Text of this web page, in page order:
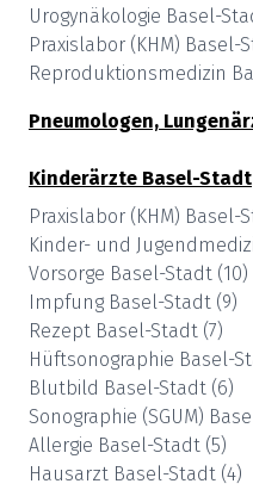
Urogynäkologie Basel-
Praxislabor (KHM) Basel-
Reproduktionsmedizin
Pneumologen,
Kinderärzte Basel-Stadt
Praxislabor (KHM) Basel-
Kinder- und
Vorsorge Basel-Stadt (10)
Impfung Basel-Stadt (9)
Rezept Basel-Stadt (7)
Hüftsonographie Basel-
Blutbild Basel-Stadt (6)
Sonographie (SGUM)
Allergie Basel-Stadt (5)
Hausarzt Basel-Stadt (4)